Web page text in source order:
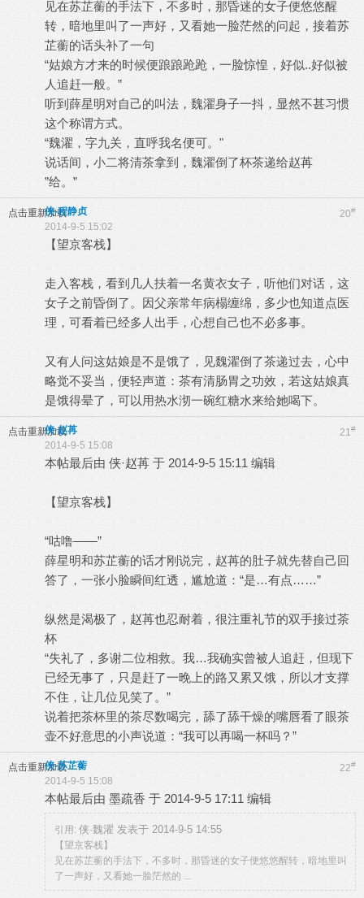
见在苏芷蘅的手法下，不多时，那昏迷的女子便悠悠醒
转，暗地里叫了一声好，又看她一脸茫然的问起，接着苏
芷蘅的话头补了一句
“姑娘方才来的时候便踉踉跄跄，一脸惊惶，好似..好似被
人追赶一般。”
听到薛星明对自己的叫法，魏濯身子一抖，显然不甚习惯
这个称谓方式。
“魏濯，字九关，直呼我名便可。"
说话间，小二将清茶拿到，魏濯倒了杯茶递给赵苒
”给。”
点击重新加载 20#
侠-程静贞
2014-9-5 15:02
【望京客栈】
走入客栈，看到几人扶着一名黄衣女子，听他们对话，这
女子之前昏倒了。因父亲常年病榻缠绵，多少也知道点医
理，可看着已经多人出手，心想自己也不必多事。
又有人问这姑娘是不是饿了，见魏濯倒了茶递过去，心中
略觉不妥当，便轻声道：茶有清肠胃之功效，若这姑娘真
是饿得晕了，可以用热水沏一碗红糖水来给她喝下。
点击重新加载 21#
侠·赵苒
2014-9-5 15:08
本帖最后由 侠·赵苒 于 2014-9-5 15:11 编辑
【望京客栈】
“咕噜——”
薛星明和苏芷蘅的话才刚说完，赵苒的肚子就先替自己回
答了，一张小脸瞬间红透，尴尬道：“是…有点……”
纵然是渴极了，赵苒也忍耐着，很注重礼节的双手接过茶
杯
“失礼了，多谢二位相救。我…我确实曾被人追赶，但现下
已经无事了，只是赶了一晚上的路又累又饿，所以才支撑
不住，让几位见笑了。”
说着把茶杯里的茶尽数喝完，舔了舔干燥的嘴唇看了眼茶
壶不好意思的小声说道：“我可以再喝一杯吗？”
点击重新加载 22#
侠-苏芷蘅
2014-9-5 15:08
本帖最后由 墨疏香 于 2014-9-5 17:11 编辑
引用: 侠·魏濯 发表于 2014-9-5 14:55
【望京客栈】
见在苏芷蘅的手法下，不多时，那昏迷的女子便悠悠醒转，暗地里叫
了一声好，又看她一脸茫然的 ...